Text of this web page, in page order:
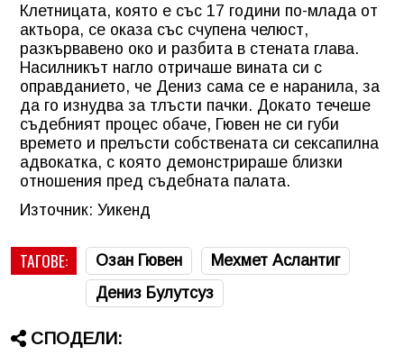
Клетницата, която е със 17 години по-млада от
актьора, се оказа със счупена челюст,
разкървавено око и разбита в стената глава.
Насилникът нагло отричаше вината си с
оправданието, че Дениз сама се е наранила, за
да го изнудва за тлъсти пачки. Докато течеше
съдебният процес обаче, Гювен не си губи
времето и прелъсти собствената си сексапилна
адвокатка, с която демонстрираше близки
отношения пред съдебната палата.
Източник: Уикенд
ТАГОВЕ: Озан Гювен
Мехмет Аслантиг
Дениз Булутсуз
СПОДЕЛИ: